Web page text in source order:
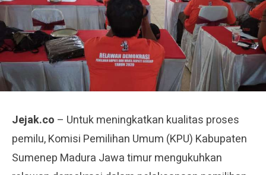
Jejak.co – Untuk meningkatkan kualitas proses
pemilu, Komisi Pemilihan Umum (KPU) Kabupaten
Sumenep Madura Jawa timur mengukuhkan